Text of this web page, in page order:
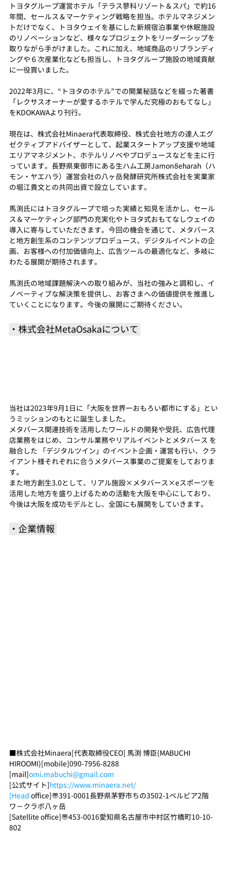
トヨタグループ運営ホテル「テラス蓼科リゾート＆スパ」で約16
年間、セールス＆マーケティング戦略を担当。ホテルマネジメン
トだけでなく、トヨタウェイを基にした新規宿泊事業や休眠施設
のリノベーションなど、様々なプロジェクトをリーダーシップを
取りながら手がけました。これに加え、地域商品のリブランディ
ングや６次産業化なども担当し、トヨタグループ施設の地域貢献
に一役買いました。
2022年3月に、“トヨタのホテル”での開業秘話などを綴った著書
「レクサスオーナーが愛するホテルで学んだ究極のおもてなし」
をKDOKAWAより刊行。
現在は、株式会社Minaera代表取締役、株式会社地方の達人エグ
ゼクティブアドバイザーとして、起業スタートアップ支援や地域
エリアマネジメント、ホテルリノベやプロデュースなどを主に行
っています。長野県東御市にある生ハム工房Jamon8eharah（ハ
モン・ヤエハラ）運営会社の八ヶ岳発酵研究所株式会社を実業家
の堀江貴文との共同出資で設立しています。
馬渕氏にはトヨタグループで培った実績と知見を活かし、セール
ス＆マーケティング部門の充実化やトヨタ式おもてなしウェイの
導入に寄与していただきます。今回の機会を通じて、メタバース
と地方創生系のコンテンツプロデュース、デジタルイベントの企
画、お客様への付加価値向上、広告ツールの最適化など、多岐に
わたる展開が期待されます。
馬渕氏の地域課題解決への取り組みが、当社の強みと調和し、イ
ノベーティブな解決策を提供し、お客さまへの価値提供を推進し
ていくことになります。今後の展開にご期待ください。
・ 株式会社MetaOsakaについて
当社は2023年9月1日に「大阪を世界一おもろい都市にする」とい
うミッションのもとに誕生しました。
メタバース関連技術を活用したワールドの開発や受託、広告代理
店業務をはじめ、コンサル業務やリアルイベントとメタバース を
融合した 「デジタルツイン」のイベント企画・運営も行い、クラ
イアント様それぞれに合うメタバース事業のご提案をしておりま
す。
また地方創生3.0として、リアル施設×メタバース×eスポーツを
活用した地方を盛り上げるための活動を大阪を中心にしており、
今後は大阪を成功モデルとし、全国にも展開をしていきます。
・企業情報
■株式会社Minaera[代表取締役CEO] 馬渕 博臣(MABUCHI
HIROOMI)[mobile]090-7956-8288
[mail]omi.mabuchi@gmail.com
[公式サイト]https://www.minaera.net/
[Head office]〠391-0001長野県茅野市ちの3502-1ベルビア2階
ワ－クラボ八ヶ岳
[Satellite office]〠453-0016愛知県名古屋市中村区竹橋町10-10-
802